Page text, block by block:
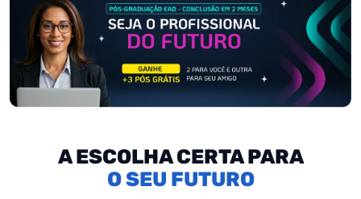
A ESCOLHA CERTA PARA
SEU FUTURO